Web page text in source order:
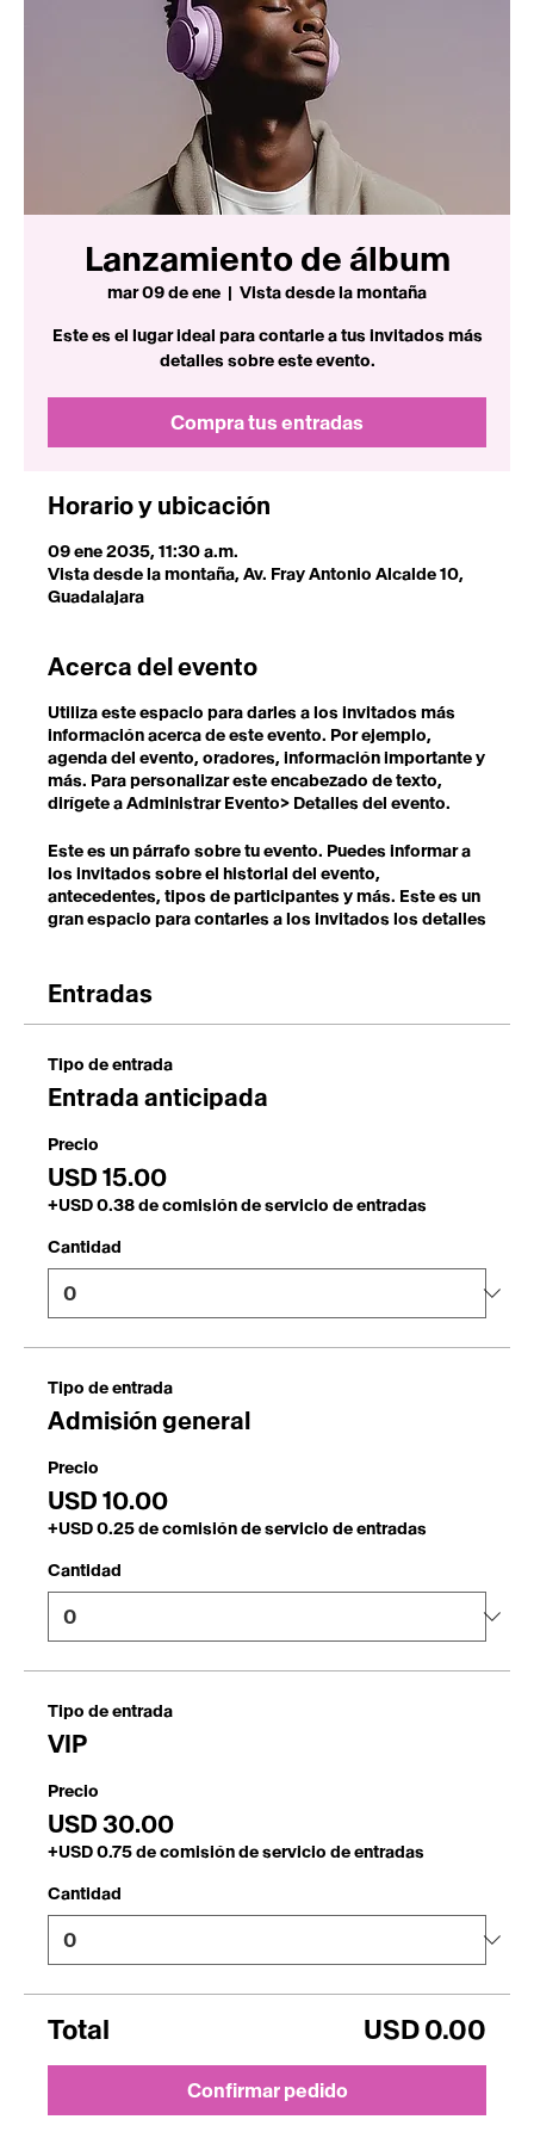
Lanzamiento de álbum
mar 09 de ene
  |
Vista desde la montaña
Este es el lugar ideal para contarle a tus invitados más
detalles sobre este evento.
Compra tus entradas
Horario y ubicación
09 ene 2035, 11:30 a.m.
Vista desde la montaña, Av. Fray Antonio Alcalde 10,
Guadalajara
Acerca del evento
Utiliza este espacio para darles a los invitados más
información acerca de este evento. Por ejemplo,
agenda del evento, oradores, información importante y
más. Para personalizar este encabezado de texto,
dirígete a Administrar Evento> Detalles del evento.
Este es un párrafo sobre tu evento. Puedes informar a
los invitados sobre el historial del evento,
antecedentes, tipos de participantes y más. Este es un
gran espacio para contarles a los invitados los detalles
Administrar Eventos> Detalles del evento.
los invitados sobre el historial del evento,
antecedentes, tipos de participantes y más. Este es un
gran espacio para dar a los invitados toda la
Para personalizar este encabezado del texto, dirígete a
Administrar Eventos> Detalles del evento.
Entradas
Tipo de entrada
Entrada anticipada
Precio
USD 15.00
+USD 0.38 de comisión de servicio de entradas
Cantidad
Tipo de entrada
Admisión general
Precio
USD 10.00
+USD 0.25 de comisión de servicio de entradas
Cantidad
Tipo de entrada
VIP
Precio
USD 30.00
+USD 0.75 de comisión de servicio de entradas
Cantidad
Total USD 0.00
Confirmar pedido